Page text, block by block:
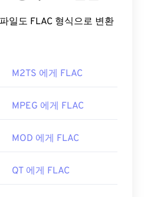
은 방법은
미디어 플레이어에서 지
압축하는 데 코덱을 사용하
또 다른 방법은 선택한 미
Ninite와 같은 신뢰할 수
Community
압축하는알고리즘을 사용
게 여나요?
다른 세부 정보로는 특허
와 호환되고,
용되지 않는다는 점이 있습
으로 변환
M2TS 에게 FLAC
MPEG 에게 FLAC
MOD 에게 FLAC
QT 에게 FLAC